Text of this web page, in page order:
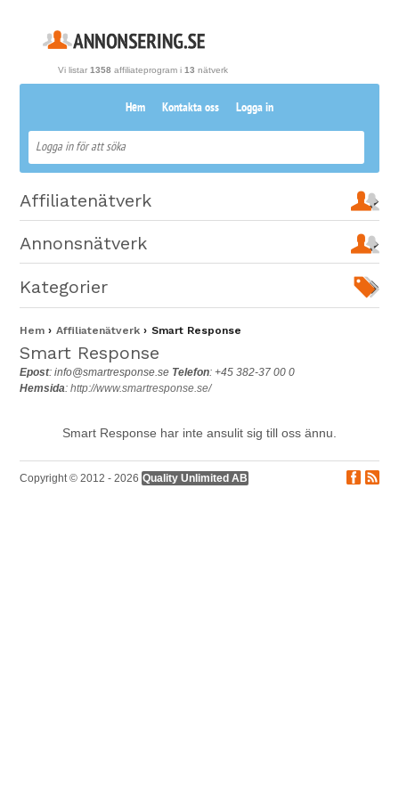
Vi listar1358 affiliateprogram i13 nätverk
Hem Kontakta oss Logga in
Affiliatenätverk
Annonsnätverk
Kategorier
Hem Affiliatenätverk Smart Response
Smart Response
Epost:info@smartresponse.se Telefon: +45 382-37 00 0
Hemsida:http://www.smartresponse.se/
Smart Response har inte ansulit sig till oss ännu.
Copyright © 2012 - 2026 Quality Unlimited AB